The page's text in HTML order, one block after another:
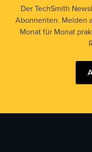
Der TechSmith
Abonnenten. Melden
Monat für Monat